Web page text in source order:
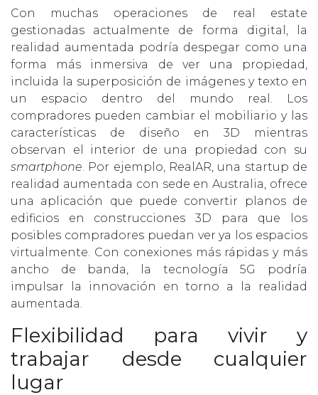
Con muchas operaciones de real estate
gestionadas actualmente de forma digital, la
realidad aumentada podría despegar como una
forma más inmersiva de ver una propiedad,
incluida la superposición de imágenes y texto en
un espacio dentro del mundo real. Los
compradores pueden cambiar el mobiliario y las
características de diseño en 3D mientras
observan el interior de una propiedad con su
smartphone . Por ejemplo, RealAR, una startup de
realidad aumentada con sede en Australia, ofrece
una aplicación que puede convertir planos de
edificios en construcciones 3D para que los
posibles compradores puedan ver ya los espacios
virtualmente. Con conexiones más rápidas y más
ancho de banda, la tecnología 5G podría
impulsar la innovación en torno a la realidad
aumentada.
Flexibilidad para vivir y
trabajar desde cualquier
lugar